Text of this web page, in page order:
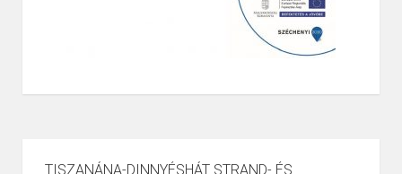
TISZANÁNA-DINNYÉSHÁT STRAND- ÉS